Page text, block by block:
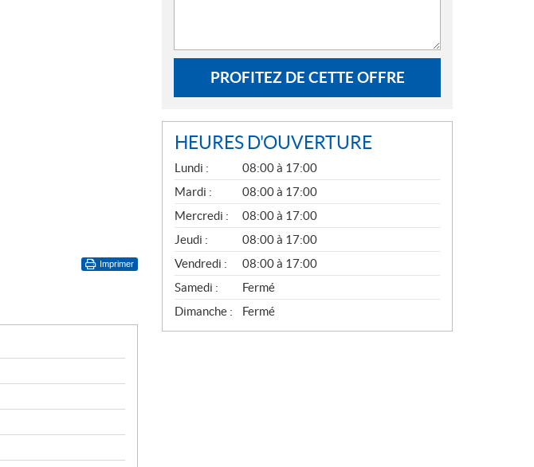
Imprimer
PROFITEZ DE CETTE OFFRE
HEURES D'OUVERTURE
G
É
N
É
R
A
L
Lundi :
08:00 à 17:00
Mardi :
08:00 à 17:00
Mercredi :
08:00 à 17:00
Jeudi :
08:00 à 17:00
Vendredi :
08:00 à 17:00
Samedi :
Fermé
Dimanche :
Fermé